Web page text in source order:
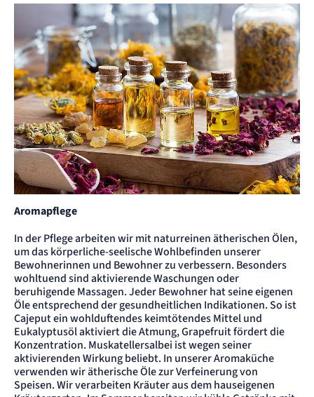
Aromapflege
In der Pflege arbeiten wir mit naturreinen ätherischen Ölen,
um das körperliche-seelische Wohlbefinden unserer
Bewohnerinnen und Bewohner zu verbessern. Besonders
wohltuend sind aktivierende Waschungen oder
beruhigende Massagen. Jeder Bewohner hat seine eigenen
Öle entsprechend der gesundheitlichen Indikationen. So ist
Cajeput ein wohlduftendes keimtötendes Mittel und
Eukalyptusöl aktiviert die Atmung, Grapefruit fördert die
Konzentration. Muskatellersalbei ist wegen seiner
aktivierenden Wirkung beliebt. In unserer Aromaküche
verwenden wir ätherische Öle zur Verfeinerung von
Speisen. Wir verarbeiten Kräuter aus dem hauseigenen
Cookie Laufzeit:
Sitzungs-Cookie
Name:
PHPSESSID
Anbieter:
Artemed SE
Zweck:
Behält die Zustände des Benutzers bei allen Seitenanfragen bei.
Cookie Laufzeit:
Session
Einverständnis-Cookie
Anbieter:
Artemed SE
Zweck:
Speichert den Zustimmungsstatus des Benutzers für Cookies auf der aktuellen
Domäne.
Cookie Laufzeit:
1 Jahr
STATISTIK
Statistik Cookies erfassen Informationen
anonym. Diese Informationen helfen uns